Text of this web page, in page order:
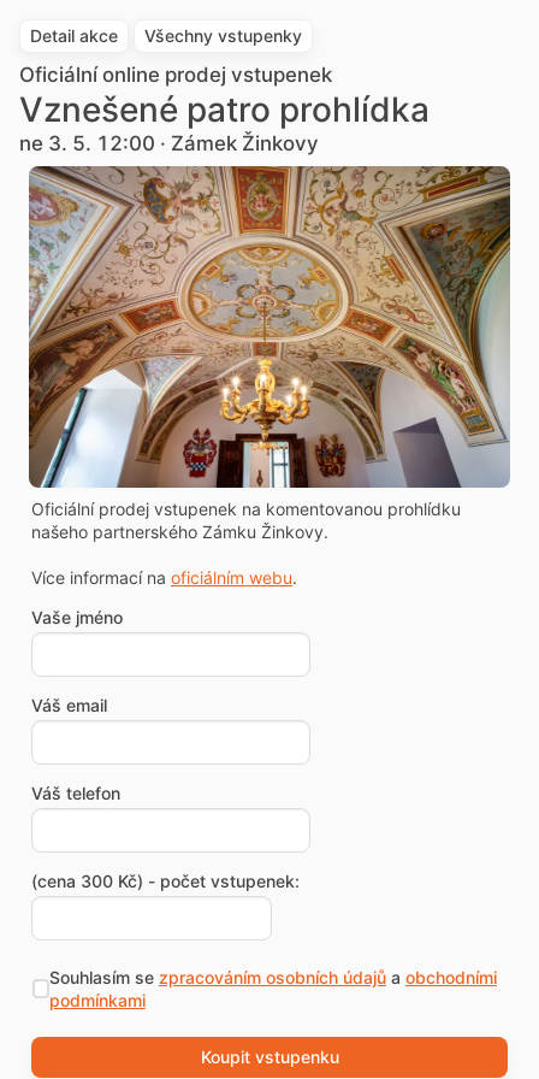
Detail akce Všechny vstupenky
Oficiální online prodej vstupenek
Vznešené patro prohlídka
ne 3. 5. 12:00 · Zámek Žinkovy
Oficiální prodej vstupenek na komentovanou prohlídku
našeho partnerského Zámku Žinkovy.
Více informací na oficiálním webu.
Vaše jméno
Váš email
Váš telefon
(cena 300 Kč) - počet vstupenek:
Souhlasím se zpracováním osobních údajůa obchodními
podmínkami
Koupit vstupenku